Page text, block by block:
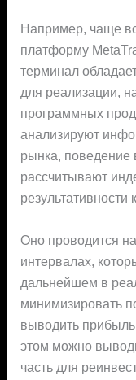
Например, чаще
платформу
терминал
для реализации,
программных
анализируют
рынка,
рассчитывают
результативности
Оно проводится
интервалах,
дальнейшем в
минимизировать
выводить
этом можно
часть для